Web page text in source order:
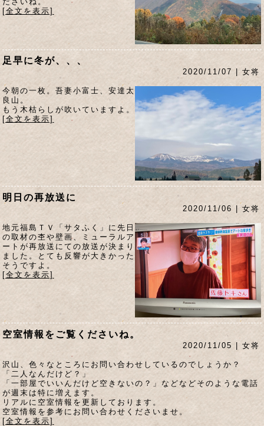
[全文を表示]
足早に冬が、、、
2020/11/07 | 女将
今朝の一枚。吾妻小富士、安達太
良山。
もう木枯らしが吹いていますよ。
[全文を表示]
明日の再放送に
2020/11/06 | 女将
地元福島ＴＶ「サタふく」に先日
の取材の杢や壁画、ミューラルア
ートが再放送にての放送が決まり
ました。とても反響が大きかった
そうですよ。
[全文を表示]
空室情報をご覧くださいね。
2020/11/05 | 女将
沢山、色々なところにお問い合わせしているのでしょうか？
「二人なんだけど？」
「一部屋でいいんだけど空きないの？」などなどそのような電話
が週末は特に増えます。
リアルに空室情報を更新しております。
空室情報を参考にお問い合わせくださいませ。
[全文を表示]